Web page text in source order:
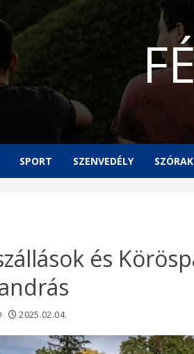
SPORT SZENVEDÉLY
és
2025.02.04.